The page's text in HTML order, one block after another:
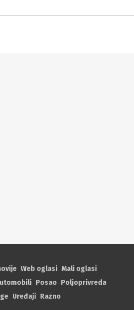
Web oglasi Mali oglasi
Posao Poljoprivreda
Uređaji Razno